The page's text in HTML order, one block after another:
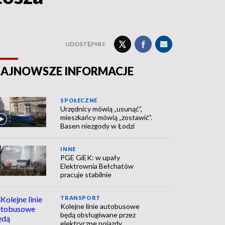
UDOSTĘPNIJ:
INFORMACJE
SPOŁECZNE
Urzędnicy mówią „usunąć”,
mieszkańcy mówią „zostawić”.
Basen niezgody w Łodzi
INNE
PGE GiEK: w upały
Elektrownia Bełchatów
pracuje stabilnie
TRANSPORT
Kolejne linie autobusowe
będą obsługiwane przez
elektryczne pojazdy